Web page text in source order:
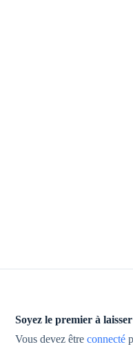
Soyez le premier à
Vous devez être connecté